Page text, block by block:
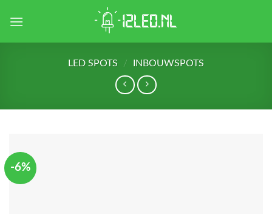
LED SPOTS / INBOUWSPOTS
-6%